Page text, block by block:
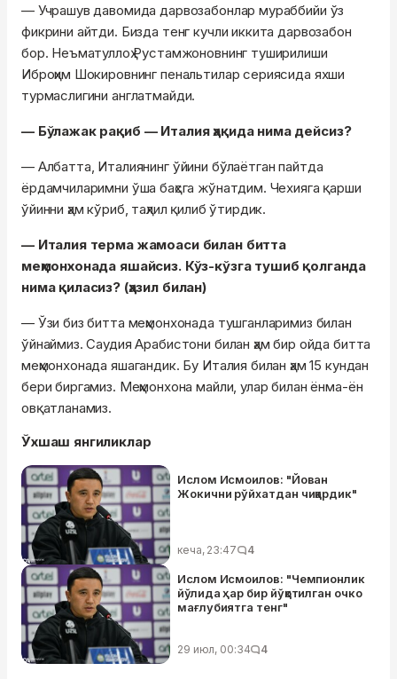
— Учрашув давомида дарвозабонлар мураббийи ўз
фикрини айтди. Бизда тенг кучли иккита дарвозабон
бор. Неъматуллоҳ Рустамжоновнинг туширилиши
Иброҳим Шокировнинг пенальтилар сериясида яхши
турмаслигини англатмайди.
— Бўлажак рақиб — Италия ҳақида нима дейсиз?
— Албатта, Италиянинг ўйини бўлаётган пайтда
ёрдамчиларимни ўша баҳсга жўнатдим. Чехияга қарши
ўйинни ҳам кўриб, таҳлил қилиб ўтирдик.
— Италия терма жамоаси билан битта
меҳмонхонада яшайсиз. Кўз-кўзга тушиб қолганда
нима қиласиз? (ҳазил билан)
— Ўзи биз битта меҳмонхонада тушганларимиз билан
ўйнаймиз. Саудия Арабистони билан ҳам бир ойда битта
меҳмонхонада яшагандик. Бу Италия билан ҳам 15 кундан
бери биргамиз. Меҳмонхона майли, улар билан ёнма-ён
овқатланамиз.
Ўхшаш янгиликлар
Ислом Исмоилов: "Йован
Жокични рўйхатдан чиқардик"
кеча, 23:47 4
Ислом Исмоилов: "Чемпионлик
йўлида ҳар бир йўқотилган очко
мағлубиятга тенг"
29 июл, 00:34 4